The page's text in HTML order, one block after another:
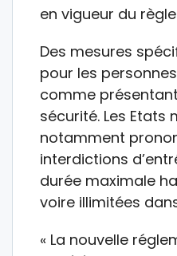
en vigueur du
Des mesures
pour les
comme
sécurité. Les
notamment
interdictions
durée maximale
voire illimitées
« La nouvelle